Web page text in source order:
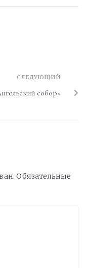
СЛЕДУЮЩИЙ
собор»
Обязательные